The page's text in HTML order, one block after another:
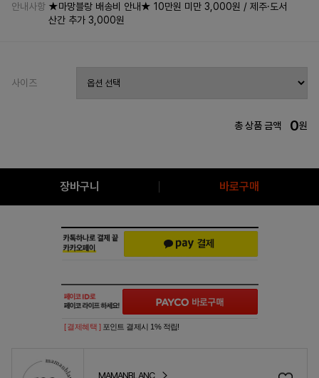
안내사항 ★마망블랑 배송비 안내★ 10만원 미만 3,000원 / 제주·도서
산간 추가 3,000원
사이즈
총 상품 금액 0원
장바구니 바로구매
[ 결제혜택 ] 포인트 결제시 1% 적립!
MAMANBLANC